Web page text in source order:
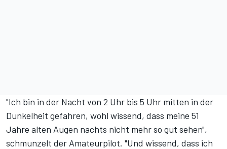
"Ich bin in der Nacht von 2 Uhr bis 5 Uhr mitten in der
Dunkelheit gefahren, wohl wissend, dass meine 51
Jahre alten Augen nachts nicht mehr so gut sehen",
schmunzelt der Amateurpilot. "Und wissend, dass ich